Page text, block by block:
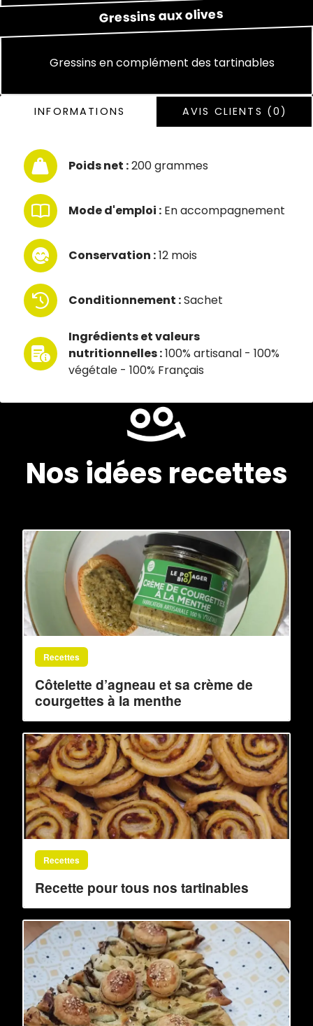
Gressinsauxolives
Gressins en complément des tartinables
INFORMATIONS AVIS CLIENTS (0)
Poids net :200 grammes
Mode d'emploi : En accompagnement
Conservation :12 mois
Conditionnement :Sachet
Ingrédients et valeurs
nutritionnelles :100% artisanal - 100%
végétale - 100% Français
Nos idées recettes
Recettes
Côtelette d’agneau et sa crème de
courgettes à la menthe
Recettes
Recette pour tous nos tartinables